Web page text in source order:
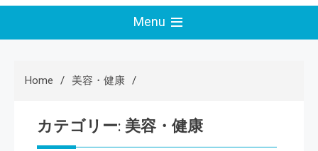
Menu
Home 美容・健康
カテゴリー: 美容・健康